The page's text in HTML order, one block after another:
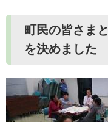
町民の皆さま
を決めました